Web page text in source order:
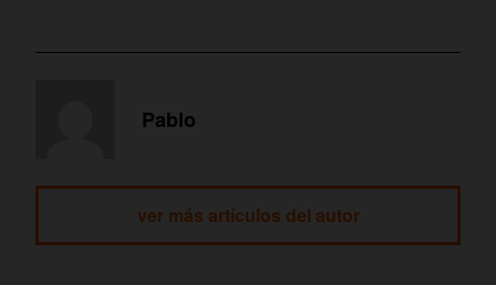
Pablo
ver más artículos del autor